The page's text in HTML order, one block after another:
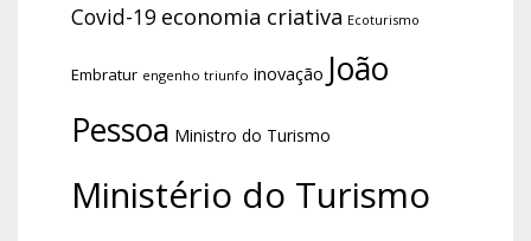
Covid-19 economia criativa Ecoturismo
Embratur engenho triunfo inovação João
Pessoa Ministro do Turismo
Ministério do Turismo